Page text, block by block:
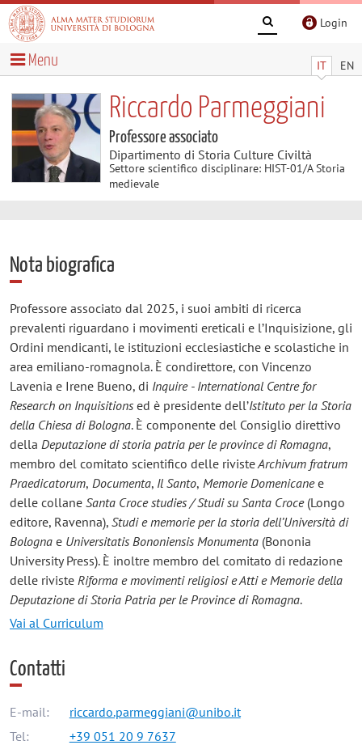
Login
IT EN
Menu
Riccardo Parmeggiani
Professore associato
Dipartimento di Storia Culture Civiltà
Settore scientifico disciplinare: HIST-01/A Storia
medievale
Nota biografica
Professore associato dal 2025, i suoi ambiti di ricerca
prevalenti riguardano i movimenti ereticali e l’Inquisizione, gli
Ordini mendicanti, le istituzioni ecclesiastiche e scolastiche in
area emiliano-romagnola. È condirettore, con Vincenzo
Lavenia e Irene Bueno, di Inquire - International Centre for
Research on Inquisitionsed è presidente dell’Istituto per la Storia
della Chiesa di Bologna. È componente del Consiglio direttivo
della Deputazione di storia patria per le province di Romagna,
membro del comitato scientifico delle rivisteArchivum fratrum
Praedicatorum, Documenta, Il Santo, Memorie Domenicanee
delle collane Santa Croce studies / Studi su Santa Croce(Longo
editore, Ravenna), Studi e memorie per la storia dell’Università di
Bolognae Universitatis Bononiensis Monumenta(Bononia
University Press). È inoltre membro del comitato di redazione
delle riviste Riforma e movimenti religiosi e Atti e Memorie della
Deputazione di Storia Patria per le Province di Romagna.
Vai al Curriculum
Contatti
E-mail:
riccardo.parmeggiani@unibo.it
Tel:
+39 051 20 9 7637